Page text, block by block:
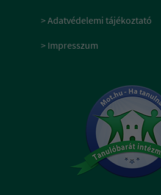
> Adatvédelemi tájékoztató
> Impresszum